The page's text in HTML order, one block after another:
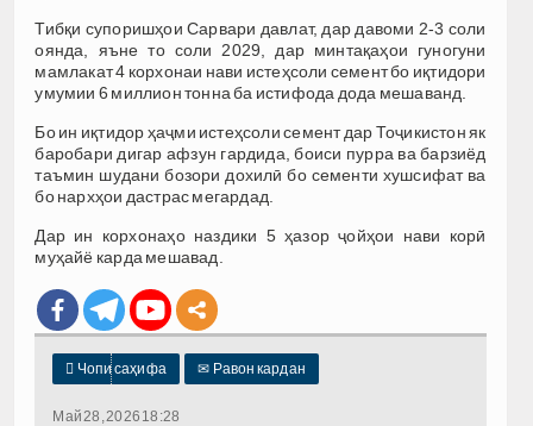
Тибқи супоришҳои Сарвари давлат, дар давоми 2-3 соли
оянда, яъне то соли 2029, дар минтақаҳои гуногуни
мамлакат 4 корхонаи нави истеҳсоли семент бо иқтидори
умумии 6 миллион тонна ба истифода дода мешаванд.
Бо ин иқтидор ҳаҷми истеҳсоли семент дар Тоҷикистон як
баробари дигар афзун гардида, боиси пурра ва барзиёд
таъмин шудани бозори дохилӣ бо сементи хушсифат ва
бо нархҳои дастрас мегардад.
Дар ин корхонаҳо наздики 5 ҳазор ҷойҳои нави корӣ
муҳайё карда мешавад.
 Чопи саҳифа ✉ Равон кардан
Май 28, 2026 18:28